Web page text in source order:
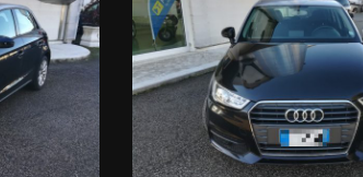
PASSO CON TUTTE LE NOSTRE OFFERTE SU